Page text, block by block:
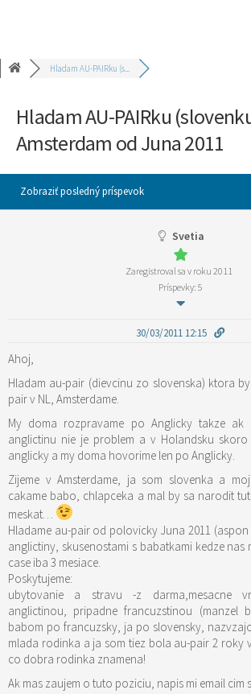
Hladam AU-PAIRku (s...
Hladam AU-PAIRku
Amsterdam od Juna 2011
Zobraziť posledný príspevok
Svetia
Zaregistroval sa v roku 2011
Príspevky: 5
30/03/2011 12:15
Ahoj,
Hladam au-pair (dievcinu zo slovenska) ktora
pair v NL, Amsterdame.
My doma rozpravame po Anglicky takze ak
anglictinu nie je problem a v Holandsku
anglicky a my doma hovorime len po Anglicky.
Zijeme v Amsterdame, ja som slovenka a
cakame babo, chlapceka a mal by sa narodit
meskat…
Hladame au-pair od polovicky Juna 2011
anglictiny, skusenostami s babatkami kedze nas
case iba 3 mesiace.
Poskytujeme:
ubytovanie a stravu -z darma,mesacne
anglictinou, pripadne francuzstinou (manzel
babom po francuzsky, ja po slovensky,
mlada rodinka a ja som tiez bola au-pair 2 roky
co dobra rodinka znamena!
Ak mas zaujem o tuto poziciu, napis mi email cim